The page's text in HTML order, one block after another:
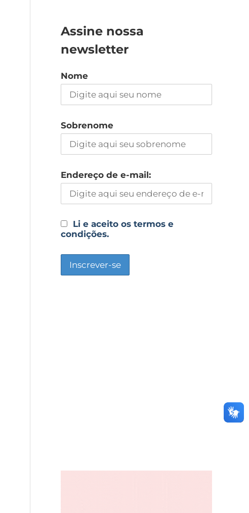
Assine nossa
newsletter
Nome
Sobrenome
Endereço de e-mail:
Li e aceito os termos e
condições.